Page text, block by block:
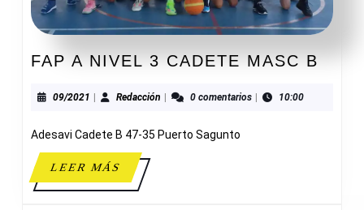
FAP A NIVEL 3 CADETE MASC B
09/2021 09/2021Redacción Redacción0 comentarios 10:00
Adesavi Cadete B 47-35 Puerto Sagunto
LEER MÁSLEER
MÁS